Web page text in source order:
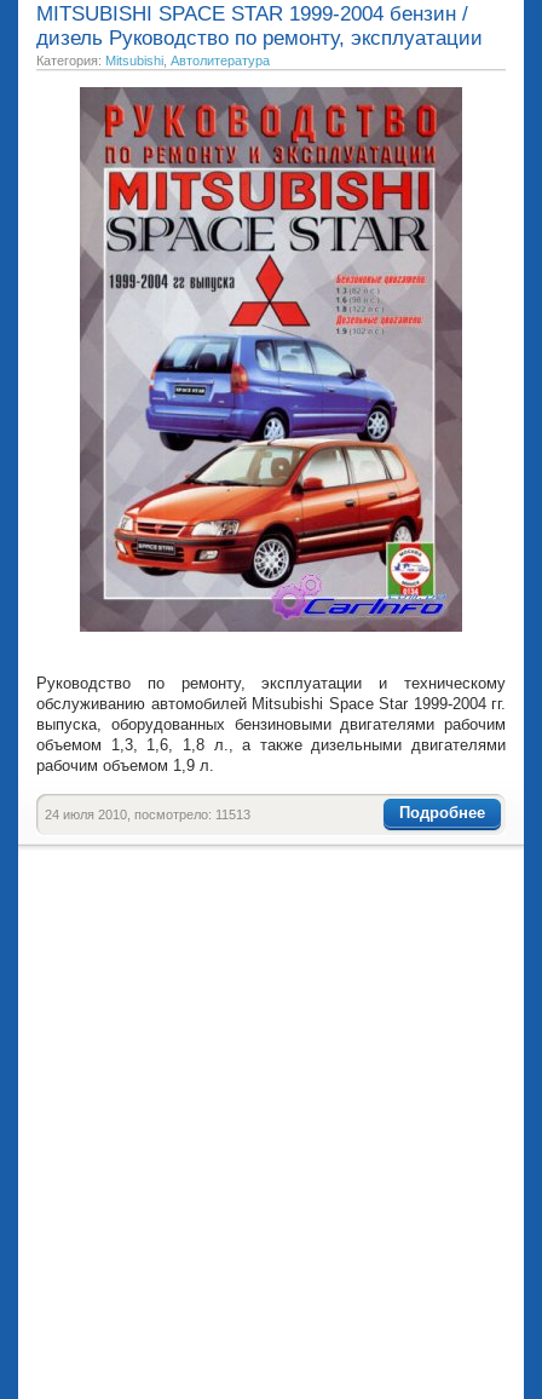
MITSUBISHI SPACE STAR 1999-2004 бензин /
дизель Руководство по ремонту, эксплуатации
Категория: Mitsubishi Автолитература
Руководство по ремонту, эксплуатации и техническому
обслуживанию автомобилей Mitsubishi Space Star 1999-2004 гг.
выпуска, оборудованных бензиновыми двигателями рабочим
объемом 1,3, 1,6, 1,8 л., а также дизельными двигателями
рабочим объемом 1,9 л.
Подробнее
24 июля 2010, посмотрело: 11513